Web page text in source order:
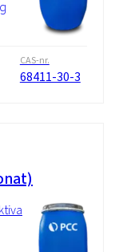
CAS-nr.
68411-30-3